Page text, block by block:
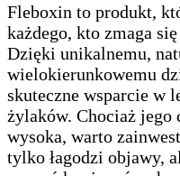
Fleboxin to produkt,
każdego, kto zmaga
Dzięki unikalnemu,
wielokierunkowemu
skuteczne wsparcie w
żylaków. Chociaż jego
wysoka, warto
tylko łagodzi objawy,